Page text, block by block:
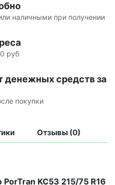
наличными при получении
руб
денежных средств за
покупки
Отзывы (0)
PorTran KC53 215/75 R16